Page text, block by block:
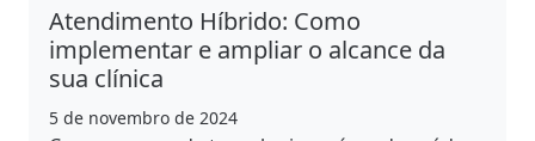
Atendimento Híbrido: Como
implementar e ampliar o alcance da
sua clínica
5 de novembro de 2024